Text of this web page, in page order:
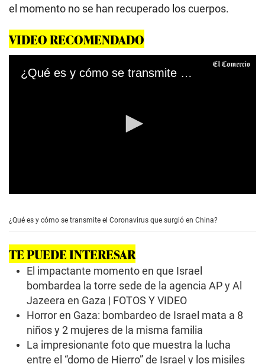
el momento no se han recuperado los cuerpos.
VIDEO RECOMENDADO
¿Qué es y cómo se transmite el Coronavirus que surgió en China?
e
c
n
d
s
¿Qué es y cómo se transmite el Coronavirus que surgió en China?
TE PUEDE INTERESAR
El impactante momento en que Israel
bombardea la torre sede de la agencia AP y Al
Jazeera en Gaza | FOTOS Y VIDEO
Horror en Gaza: bombardeo de Israel mata a 8
niños y 2 mujeres de la misma familia
La impresionante foto que muestra la lucha
entre el “domo de Hierro” de Israel y los misiles